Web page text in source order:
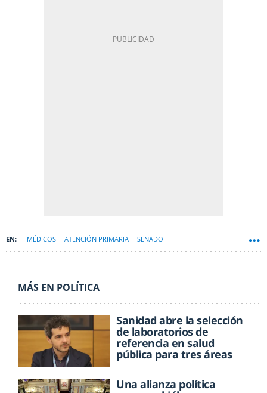
MÉDICOS ATENCIÓN PRIMARIA SENADO
MÁS EN POLÍTICA
Sanidad abre la selección
de laboratorios de
referencia en salud
pública para tres áreas
Una alianza política